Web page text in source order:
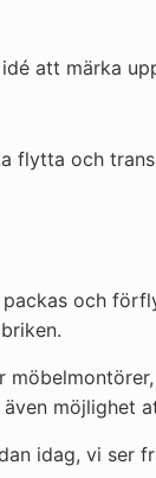
att märka
flytta och
och
möjlighet
idag, vi ser